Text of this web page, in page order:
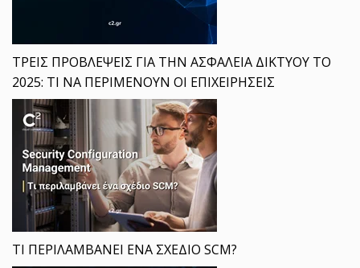
ΤΡΕΙΣ ΠΡΟΒΛΕΨΕΙΣ ΓΙΑ ΤΗΝ ΑΣΦΑΛΕΙΑ ΔΙΚΤΥΟΥ ΤΟ
2025: ΤΙ ΝΑ ΠΕΡΙΜΕΝΟΥΝ ΟΙ ΕΠΙΧΕΙΡΗΣΕΙΣ
ΤΙ ΠΕΡΙΛΑΜΒΑΝΕΙ ΕΝΑ ΣΧΕΔΙΟ SCM?